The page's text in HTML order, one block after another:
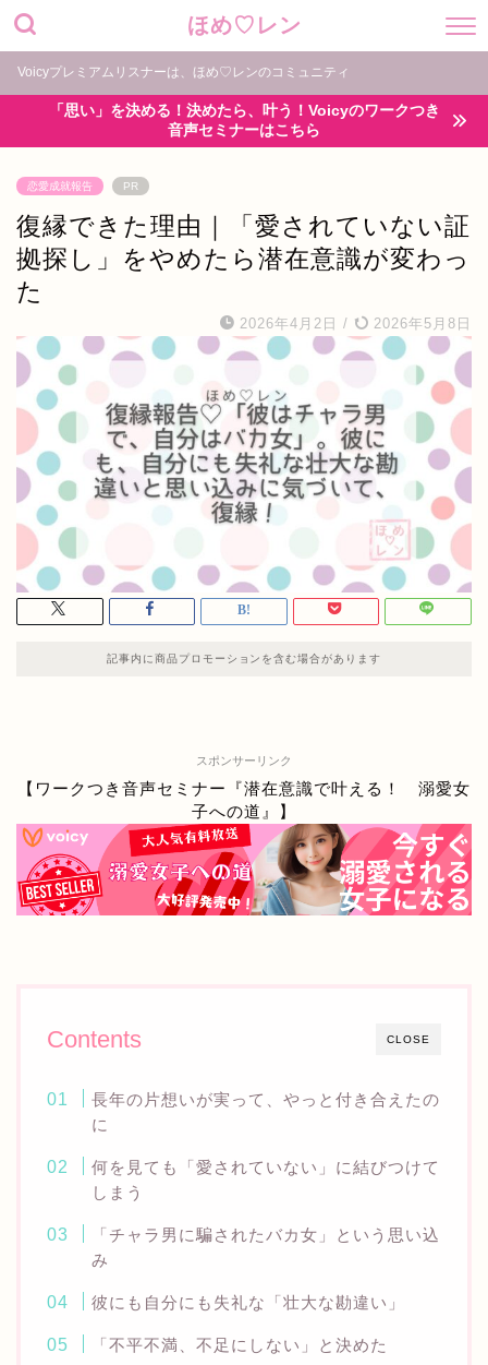
ほめ♡レン
Voicyプレミアムリスナーは、ほめ♡レンのコミュニティ
「思い」を決める！決めたら、叶う！Voicyのワークつき
音声セミナーはこちら
恋愛成就報告 PR
復縁できた理由｜「愛されていない証
拠探し」をやめたら潜在意識が変わっ
た
2026年4月2日 / 2026年5月8日
記事内に商品プロモーションを含む場合があります
スポンサーリンク
【ワークつき音声セミナー『潜在意識で叶える！ 溺愛女
子への道』】
CLOSE
Contents
長年の片想いが実って、やっと付き合えたの
に
何を見ても「愛されていない」に結びつけて
しまう
「チャラ男に騙されたバカ女」という思い込
み
彼にも自分にも失礼な「壮大な勘違い」
「不平不満、不足にしない」と決めた